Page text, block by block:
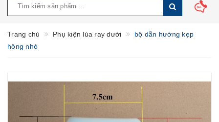
Trang chủ Phụ kiện lùa ray dưới
bộ dẫn hướng kẹp
hông nhỏ